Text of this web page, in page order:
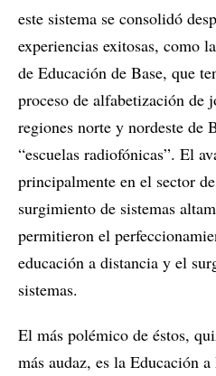
este sistema se consolidó
experiencias exitosas, como
de Educación de Base, que
proceso de alfabetización de
regiones norte y nordeste de
“escuelas radiofónicas”. El
principalmente en el sector
surgimiento de sistemas
permitieron el
educación a distancia y el
sistemas.
El más polémico de éstos,
más audaz, es la Educación